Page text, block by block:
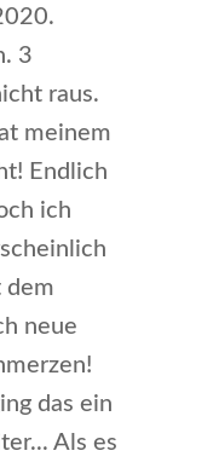
3
raus.
meinem
Endlich
ich
dem
neue
das ein
Als es